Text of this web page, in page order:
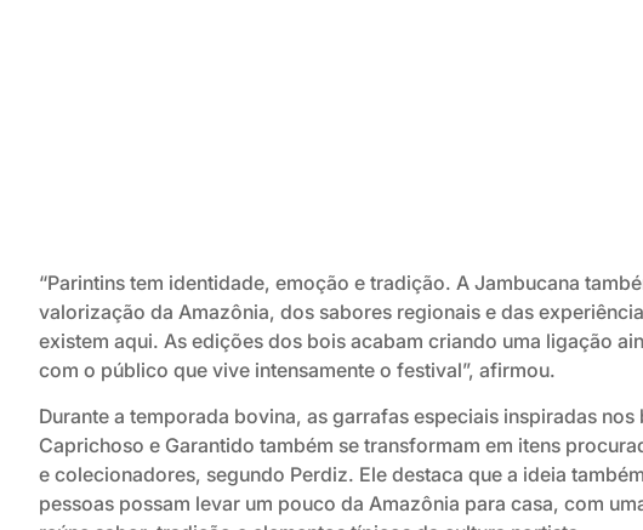
“Parintins tem identidade, emoção e tradição. A Jambucana
valorização da Amazônia, dos sabores regionais e das
existem aqui. As edições dos bois acabam criando uma ligação
com o público que vive intensamente o festival”, afirmou.
Durante a temporada bovina, as garrafas especiais inspiradas nos
Caprichoso e Garantido também se transformam em itens
e colecionadores, segundo Perdiz. Ele destaca que a ideia
pessoas possam levar um pouco da Amazônia para casa, com